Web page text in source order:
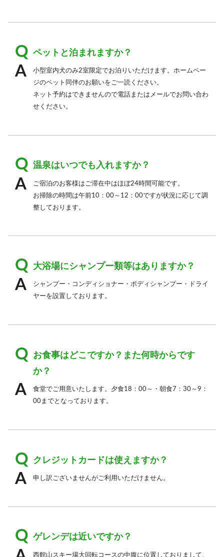
ペットと泊まれますか？
小型室内犬のみ2室限定でお泊りいただけます。ホームペー
ジのペット同伴のお願いをご一読ください。
ネット予約はできませんので電話またはメールでお問い合わ
せください。
温泉はいつでも入れますか？
ご宿泊のお客様はご滞在中はほぼ24時間可能です。
お掃除の時間は午前10：00～12：00ですが状況に応じて調
整しております。
大浴場にシャンプー類等はありますか？
シャンプー・コンディショナー・ボディシャンプー・ドライ
ヤーを設置しております。
お食事はどこですか？また何時からです
か？
食堂でご用意いたします。夕食18：00～・朝食7：30～9：
00までとなっております。
クレジットカードは使えますか？
申し訳ございませんがご利用いただけません。
ゲレンデは近いですか？
西館山スキー場大回転コースの中腹に位置しておりまして、